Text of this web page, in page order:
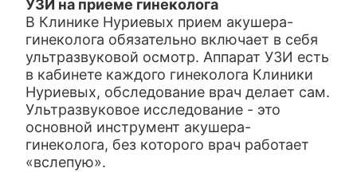
УЗИ на приеме гинеколога
В Клинике Нуриевых прием акушера-
гинеколога обязательно включает в себя
ультразвуковой осмотр. Аппарат УЗИ есть
в кабинете каждого гинеколога Клиники
Нуриевых, обследование врач делает сам.
Ультразвуковое исследование - это
основной инструмент акушера-
гинеколога, без которого врач работает
«вслепую».